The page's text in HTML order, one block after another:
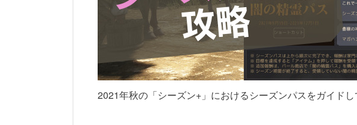
2021年秋の「シーズン+」におけるシーズンパスをガイドし